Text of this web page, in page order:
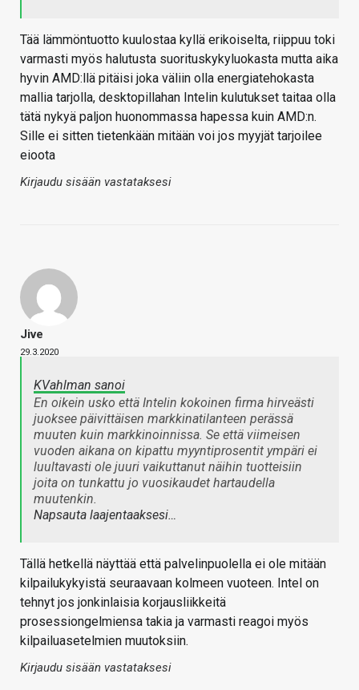
Tää lämmöntuotto kuulostaa kyllä erikoiselta, riippuu toki
varmasti myös halutusta suorituskykyluokasta mutta aika
hyvin AMD:llä pitäisi joka väliin olla energiatehokasta
mallia tarjolla, desktopillahan Intelin kulutukset taitaa olla
tätä nykyä paljon huonommassa hapessa kuin AMD:n.
Sille ei sitten tietenkään mitään voi jos myyjät tarjoilee
eioota
Kirjaudu sisään vastataksesi
Jive
29.3.2020
KVahlman sanoi
En oikein usko että Intelin kokoinen firma hirveästi
juoksee päivittäisen markkinatilanteen perässä
muuten kuin markkinoinnissa. Se että viimeisen
vuoden aikana on kipattu myyntiprosentit ympäri ei
luultavasti ole juuri vaikuttanut näihin tuotteisiin
joita on tunkattu jo vuosikaudet hartaudella
muutenkin.
Napsauta laajentaaksesi…
Tällä hetkellä näyttää että palvelinpuolella ei ole mitään
kilpailukykyistä seuraavaan kolmeen vuoteen. Intel on
tehnyt jos jonkinlaisia korjausliikkeitä
prosessiongelmiensa takia ja varmasti reagoi myös
kilpailuasetelmien muutoksiin.
Kirjaudu sisään vastataksesi